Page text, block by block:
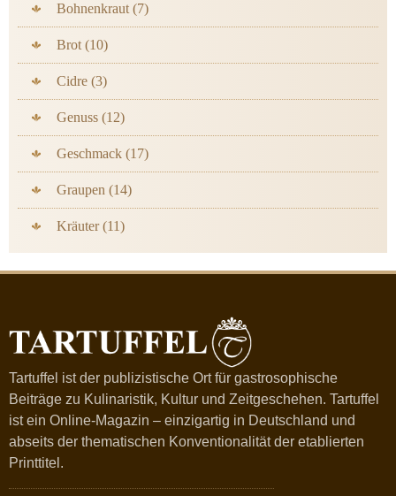
Bohnenkraut (7)
Brot (10)
Cidre (3)
Genuss (12)
Geschmack (17)
Graupen (14)
Kräuter (11)
Tartuffel ist der publizistische Ort für gastrosophische
Beiträge zu Kulinaristik, Kultur und Zeitgeschehen. Tartuffel
ist ein Online-Magazin – einzigartig in Deutschland und
abseits der thematischen Konventionalität der etablierten
Printtitel.